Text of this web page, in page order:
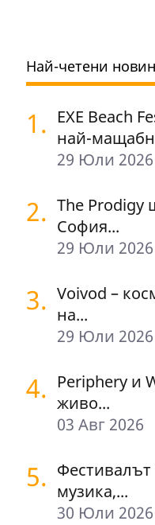
Най-четени
1. EXE Beach
най-
29 Юли 2026
2. The Prodigy
София...
29 Юли 2026
3. Voivod –
на...
29 Юли 2026
4. Periphery и
живо...
03 Авг 2026
5. музика,...
30 Юли 2026